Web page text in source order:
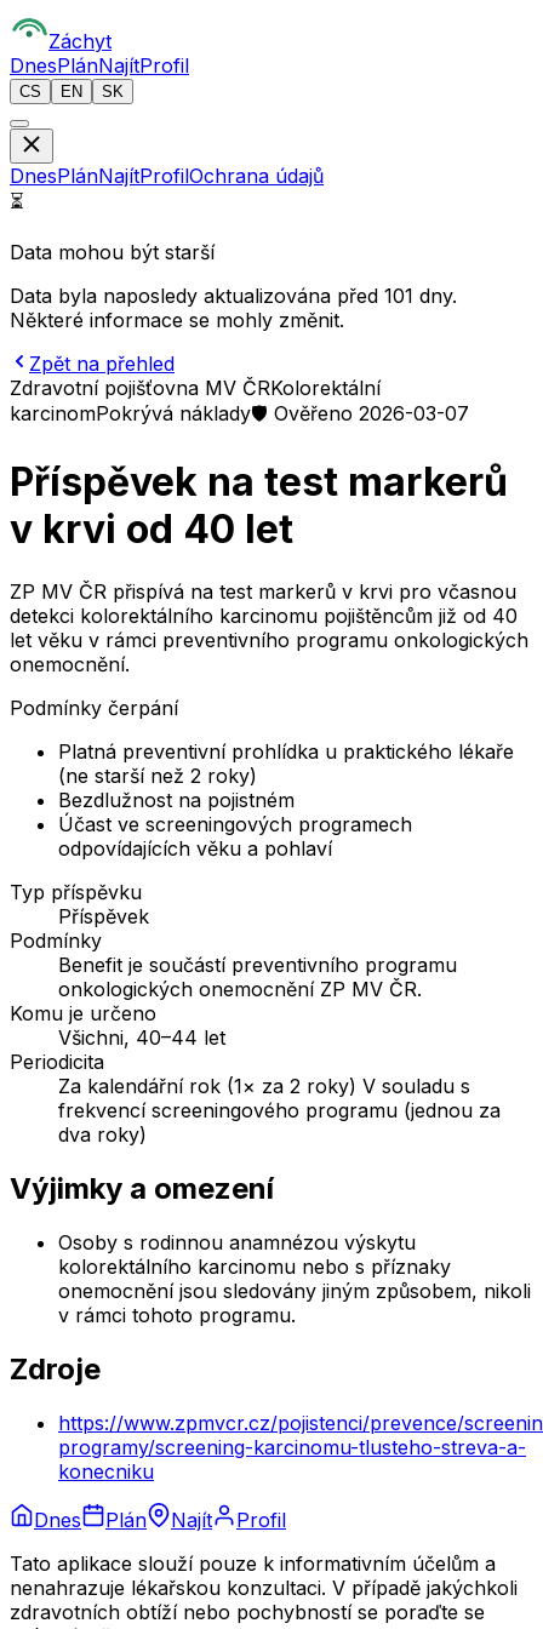
Záchyt
DnesPlánNajítProfil
CS EN SK
DnesPlánNajítProfilOchrana údajů
⏳
Data mohou být starší
Data byla naposledy aktualizována před 101 dny.
Některé informace se mohly změnit.
Zpět na přehled
Zdravotní pojišťovna MV ČRKolorektální
karcinomPokrývá náklady🛡️ Ověřeno 2026-03-07
Příspěvek na test markerů
v krvi od 40 let
ZP MV ČR přispívá na test markerů v krvi pro včasnou
detekci kolorektálního karcinomu pojištěncům již od 40
let věku v rámci preventivního programu onkologických
onemocnění.
Podmínky čerpání
Platná preventivní prohlídka u praktického lékaře
(ne starší než 2 roky)
Bezdlužnost na pojistném
Účast ve screeningových programech
odpovídajících věku a pohlaví
Typ příspěvku
Příspěvek
Podmínky
Benefit je součástí preventivního programu
onkologických onemocnění ZP MV ČR.
Komu je určeno
Všichni, 40–44 let
Periodicita
Za kalendářní rok (1× za 2 roky) V souladu s
frekvencí screeningového programu (jednou za
dva roky)
Výjimky a omezení
Osoby s rodinnou anamnézou výskytu
kolorektálního karcinomu nebo s příznaky
onemocnění jsou sledovány jiným způsobem, nikoli
v rámci tohoto programu.
Zdroje
https://www.zpmvcr.cz/pojistenci/prevence/
programy/screening-karcinomu-tlusteho-streva-a-
konecniku
Dnes
Plán Najít
Profil
Tato aplikace slouží pouze k informativním účelům a
nenahrazuje lékařskou konzultaci. V případě jakýchkoli
zdravotních obtíží nebo pochybností se poraďte se